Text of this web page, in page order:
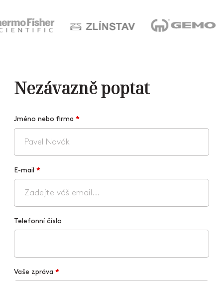
Nezávazně poptat
Jméno nebo firma *
E-mail *
Telefonní číslo
Vaše zpráva *